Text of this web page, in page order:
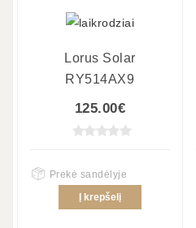
Lorus Solar
RY514AX9
125.00€
Prekė sandėlyje
Į krepšelį